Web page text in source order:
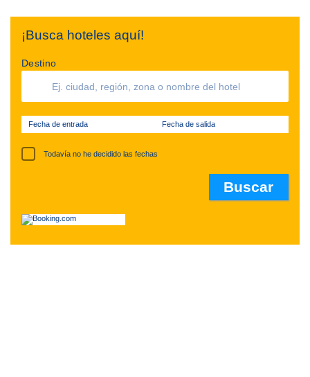
¡Busca hoteles aquí!
Destino
Fecha de entrada Fecha de salida
Todavía no he decidido las fechas